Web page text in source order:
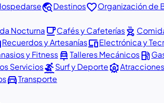
travel_exploreDestinosfavoriteOrganización de
Nocturna local_cafeCafés y Cafeteríasoutdoor_grill
Recuerdos y ArtesaníasdevicesElectrónica y
y Fitnesscar_repairTalleres Mecánicoslocal_gas_station
ServiciossurfingSurf y Deporteattractions
directions_carTransporte